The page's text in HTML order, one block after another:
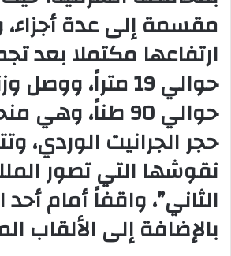
مقسمة إلى عدة أجزاء،
ارتفاعها مكتملا بعد
حوالي 19 متراً،
حوالي 90 طناً،
حجر الجرانيت الوردي،
نقوشها التي تصور
الثاني”، واقفاً أمام
بالإضافة إلى الألقاب